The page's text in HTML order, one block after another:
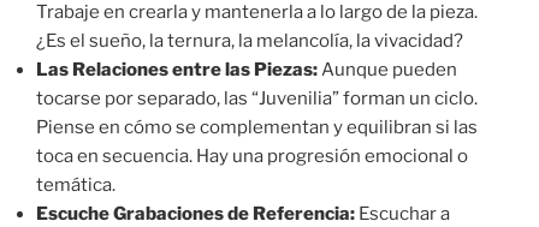
Trabaje en crearla y mantenerla a lo largo de la pieza.
¿Es el sueño, la ternura, la melancolía, la vivacidad?
Las Relaciones entre las Piezas:Aunque pueden
tocarse por separado, las “Juvenilia” forman un ciclo.
Piense en cómo se complementan y equilibran si las
toca en secuencia. Hay una progresión emocional o
temática.
Escuche Grabaciones de Referencia: Escuchar a